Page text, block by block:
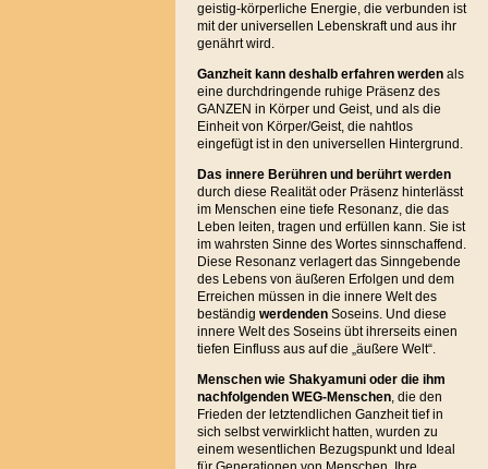
geistig-körperliche Energie, die verbunden ist
mit der universellen Lebenskraft und aus ihr
genährt wird.
Ganzheit kann deshalb erfahren werdenals
eine durchdringende ruhige Präsenz des
GANZEN in Körper und Geist, und als die
Einheit von Körper/Geist, die nahtlos
eingefügt ist in den universellen Hintergrund.
Das innere Berühren und berührt werden
durch diese Realität oder Präsenz hinterlässt
im Menschen eine tiefe Resonanz, die das
Leben leiten, tragen und erfüllen kann. Sie ist
im wahrsten Sinne des Wortes sinnschaffend.
Diese Resonanz verlagert das Sinngebende
des Lebens von äußeren Erfolgen und dem
Erreichen müssen in die innere Welt des
beständig werdendenSoseins. Und diese
innere Welt des Soseins übt ihrerseits einen
tiefen Einfluss aus auf die „äußere Welt“.
Menschen wie Shakyamuni oder die ihm
nachfolgenden WEG-Menschen, die den
Frieden der letztendlichen Ganzheit tief in
sich selbst verwirklicht hatten, wurden zu
einem wesentlichen Bezugspunkt und Ideal